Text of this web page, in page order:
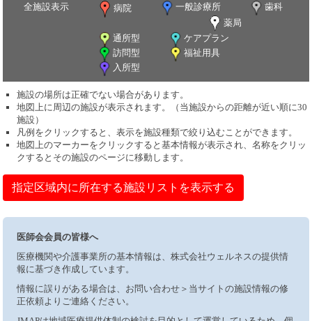
全施設表示 病院 一般診療所
歯科
薬局
通所型
ケアプラン
訪問型
福祉用具
入所型
施設の場所は正確でない場合があります。
地図上に周辺の施設が表示されます。（当施設からの距離が近い順に30
施設）
凡例をクリックすると、表示を施設種類で絞り込むことができます。
地図上のマーカーをクリックすると基本情報が表示され、名称をクリッ
クするとその施設のページに移動します。
指定区域内に所在する施設リストを表示する
医師会会員の皆様へ
医療機関や介護事業所の基本情報は、株式会社ウェルネスの提供情
報に基づき作成しています。
情報に誤りがある場合は、お問い合わせ＞当サイトの施設情報の修
正依頼よりご連絡ください。